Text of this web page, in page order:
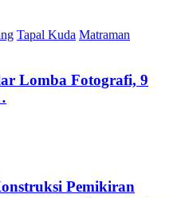
Tapal Kuda Matraman
Lomba Fotografi, 9
Pemikiran